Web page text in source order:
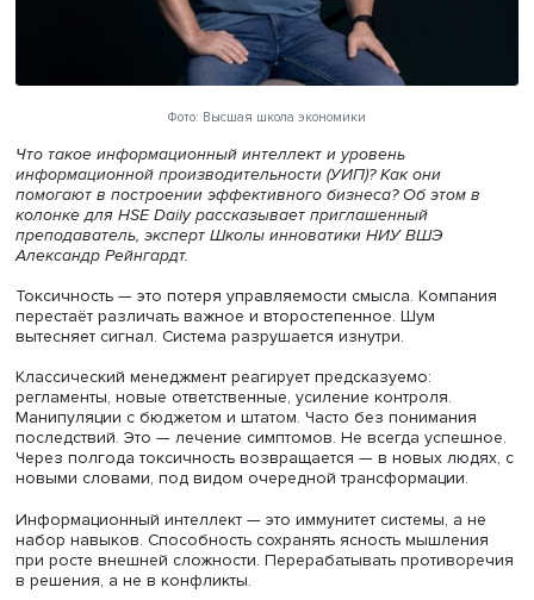
Фото: Высшая школа экономики
Что такое информационный интеллект и уровень
информационной производительности (УИП)? Как они
помогают в построении эффективного бизнеса? Об
колонке для HSE Daily рассказывает приглашенный
Александр Рейнгардт.
Токсичность — это потеря управляемости смысла.
перестаёт различать важное и второстепенное. Шум
вытесняет сигнал. Система разрушается изнутри.
Классический менеджмент реагирует предсказуемо:
регламенты, новые ответственные, усиление контроля.
Манипуляции с бюджетом и штатом. Часто без
последствий. Это — лечение симптомов. Не всегда